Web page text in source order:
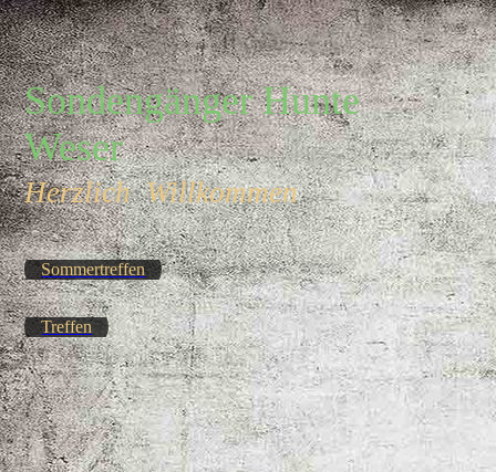
Sondengänger Hunte
Weser
Herzlich Willkommen
Sommertreffen
Treffen